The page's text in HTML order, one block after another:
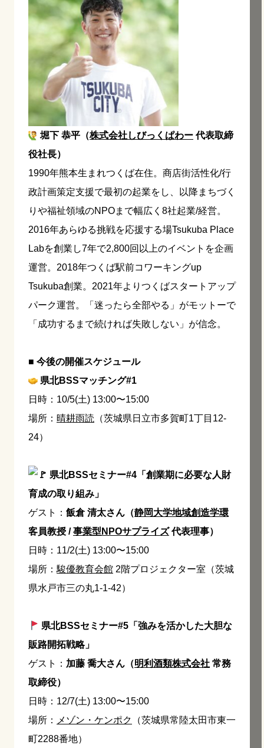
堀下 恭平（株式会社しびっくぱわー代表取締
役社長）
1990年熊本生まれつくば在住。商店街活性化/行
政計画策定支援で最初の起業をし、以降まちづく
りや福祉領域のNPOまで幅広く8社起業/経営。
2016年あらゆる挑戦を応援する場Tsukuba Place
Labを創業し7年で2,800回以上のイベントを企画
運営。2018年つくば駅前コワーキングup
Tsukuba創業。2021年よりつくばスタートアップ
パーク運営。「迷ったら全部やる」がモットーで
「成功するまで続ければ失敗しない」が信念。
■ 今後の開催スケジュール
県北BSSマッチング#1
日時：10/5(土) 13:00〜15:00
場所： 晴耕雨読 （茨城県日立市多賀町1丁目12-
24）
県北BSSセミナー#4「創業期に必要な人財
育成の取り組み」
ゲスト： 飯倉 清太さん（静岡大学地域創造学環
客員教授 /事業型NPOサプライズ代表理事）
日時：11/2(土) 13:00〜15:00
場所： 駿優教育会館 2階プロジェクター室（茨城
県水戸市三の丸1-1-42）
県北BSSセミナー#5「強みを活かした大胆な
販路開拓戦略」
ゲスト： 加藤 喬大さん（明利酒類株式会社 常務
取締役）
日時：12/7(土) 13:00〜15:00
場所：
メゾン・ケンポク
（茨城県常陸太田市東一
町2288番地）